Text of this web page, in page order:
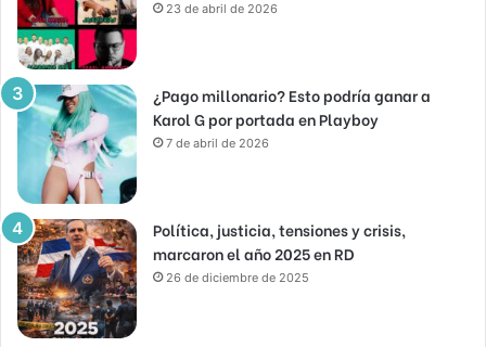
23 de abril de 2026
¿Pago millonario? Esto podría ganar a
Karol G por portada en Playboy
7 de abril de 2026
Política, justicia, tensiones y crisis,
marcaron el año 2025 en RD
26 de diciembre de 2025